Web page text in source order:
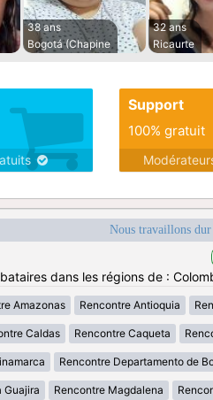
38 ans
Bogotá (Chapine
32 ans
Ricaurte
Support
100% gratuit
Nous travaillons
dans les régions de :
Amazonas Rencontre Antioquia
Caldas Rencontre Caqueta
Rencontre Departamento de
Guajira Rencontre Magdalena